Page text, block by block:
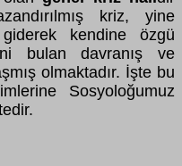
kriz, yine
giderek kendine özgü
bulan davranış ve
olmaktadır. İşte bu
Sosyoloğumuz